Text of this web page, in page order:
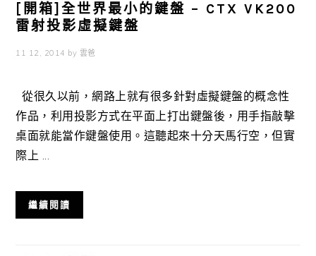
[開箱]全世界最小的鍵盤 – CTX VK200
雷射投影虛擬鍵盤
11 12, 2014 by 雲爸
從很久以前，網路上就有很多針對虛擬鍵盤的概念性
作品，利用投影方式在平面上打出鍵盤後，用手指敲擊
桌面就能當作鍵盤使用。這聽起來十分天馬行空，但實
際上 ...
繼續閱讀